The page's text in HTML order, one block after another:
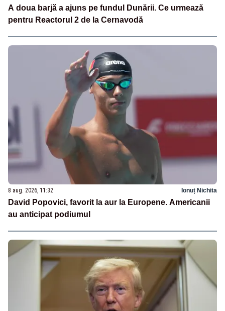
A doua barjă a ajuns pe fundul Dunării. Ce urmează
pentru Reactorul 2 de la Cernavodă
8 aug. 2026, 11:32 Ionuț Nichita
David Popovici, favorit la aur la Europene. Americanii
au anticipat podiumul